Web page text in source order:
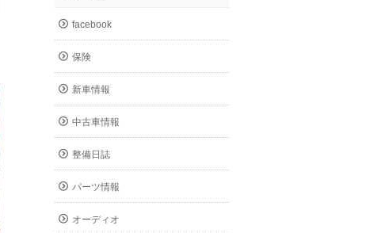
facebook
保険
新車情報
中古車情報
整備日誌
パーツ情報
オーディオ